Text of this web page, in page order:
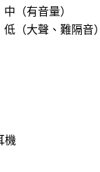
中（有音量）
低（大聲、難隔音）
機